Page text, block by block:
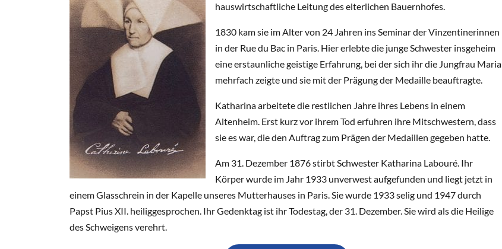
hauswirtschaftliche Leitung des elterlichen Bauernhofes.
1830 kam sie im Alter von 24 Jahren ins Seminar der Vinzentinerinnen
in der Rue du Bac in Paris. Hier erlebte die junge Schwester insgeheim
eine erstaunliche geistige Erfahrung, bei der sich ihr die Jungfrau Maria
mehrfach zeigte und sie mit der Prägung der Medaille beauftragte.
Katharina arbeitete die restlichen Jahre ihres Lebens in einem
Altenheim. Erst kurz vor ihrem Tod erfuhren ihre Mitschwestern, dass
sie es war, die den Auftrag zum Prägen der Medaillen gegeben hatte.
Am 31. Dezember 1876 stirbt Schwester Katharina Labouré. Ihr
Körper wurde im Jahr 1933 unverwest aufgefunden und liegt jetzt in
einem Glasschrein in der Kapelle unseres Mutterhauses in Paris. Sie wurde 1933 selig und 1947 durch
Papst Pius XII. heiliggesprochen. Ihr Gedenktag ist ihr Todestag, der 31. Dezember. Sie wird als die Heilige
des Schweigens verehrt.